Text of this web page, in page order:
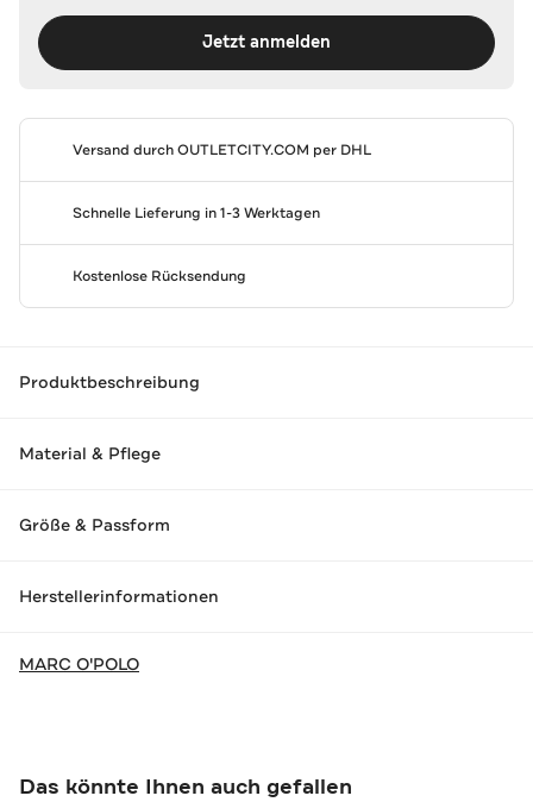
Jetzt anmelden
Versand durchOUTLETCITY.COM per DHL
Schnelle Lieferung in 1-3 Werktagen
Kostenlose Rücksendung
Produktbeschreibung
Material & Pflege
Größe & Passform
Herstellerinformationen
MARC O'POLO
Das könnte Ihnen auch gefallen